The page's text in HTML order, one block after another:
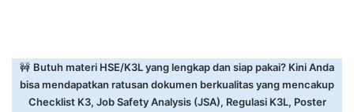
🚧 Butuh materi HSE/K3L yang lengkap dan siap pakai? Kini Anda
bisa mendapatkan ratusan dokumen berkualitas yang mencakup
Checklist K3, Job Safety Analysis (JSA), Regulasi K3L, Poster